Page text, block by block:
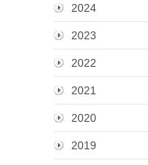
2024
2023
2022
2021
2020
2019